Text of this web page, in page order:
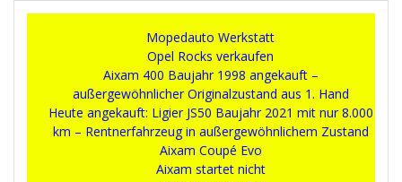
Mopedauto Werkstatt
Opel Rocks verkaufen
Aixam 400 Baujahr 1998 angekauft –
außergewöhnlicher Originalzustand aus 1. Hand
Heute angekauft: Ligier JS50 Baujahr 2021 mit nur 8.000
km – Rentnerfahrzeug in außergewöhnlichem Zustand
Aixam Coupé Evo
Aixam startet nicht